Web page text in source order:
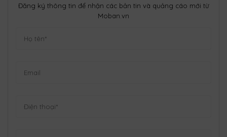
Đăng ký thông tin để nhận các bản tin và quảng cáo mới từ
Moban.vn